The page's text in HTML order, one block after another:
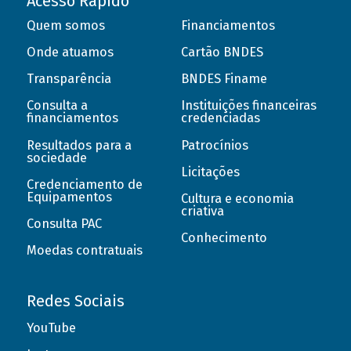
Quem somos
Onde atuamos
Transparência
Consulta a
financiamentos
Resultados para a
sociedade
Credenciamento de
Equipamentos
Consulta PAC
Moedas contratuais
Financiamentos
Cartão BNDES
BNDES Finame
Instituições financeiras
credenciadas
Patrocínios
Licitações
Cultura e economia
criativa
Conhecimento
Redes Sociais
YouTube